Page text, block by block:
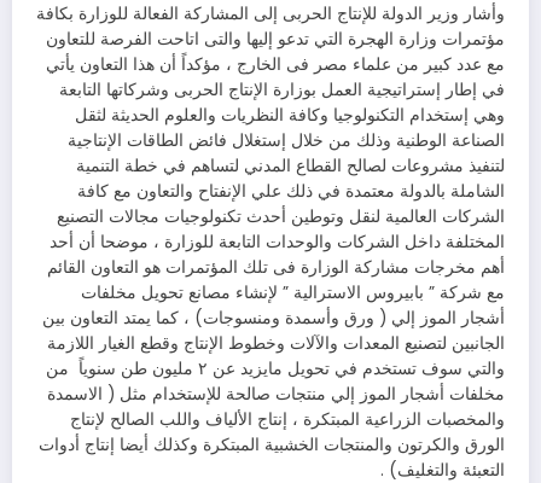
وأشار وزير الدولة للإنتاج الحربى إلى المشاركة الفعالة للوزارة بكافة
مؤتمرات وزارة الهجرة التي تدعو إليها والتى اتاحت الفرصة للتعاون
مع عدد كبير من علماء مصر فى الخارج ، مؤكداً أن هذا التعاون يأتي
في إطار إستراتيجية العمل بوزارة الإنتاج الحربى وشركاتها التابعة
وهي إستخدام التكنولوجيا وكافة النظريات والعلوم الحديثة لثقل
الصناعة الوطنية وذلك من خلال إستغلال فائض الطاقات الإنتاجية
لتنفيذ مشروعات لصالح القطاع المدني لتساهم في خطة التنمية
الشاملة بالدولة معتمدة في ذلك علي الإنفتاح والتعاون مع كافة
الشركات العالمية لنقل وتوطين أحدث تكنولوجيات مجالات التصنيع
المختلفة داخل الشركات والوحدات التابعة للوزارة ، موضحا أن أحد
أهم مخرجات مشاركة الوزارة فى تلك المؤتمرات هو التعاون القائم
مع شركة ” بابيروس الاسترالية ” لإنشاء مصانع تحويل مخلفات
أشجار الموز إلي ( ورق وأسمدة ومنسوجات) ، كما يمتد التعاون بين
الجانبين لتصنيع المعدات والآلات وخطوط الإنتاج وقطع الغيار اللازمة
والتي سوف تستخدم في تحويل مايزيد عن ٢ مليون طن سنوياً من
مخلفات أشجار الموز إلي منتجات صالحة للإستخدام مثل ( الاسمدة
والمخصبات الزراعية المبتكرة ، إنتاج الألياف واللب الصالح لإنتاج
الورق والكرتون والمنتجات الخشبية المبتكرة وكذلك أيضا إنتاج أدوات
التعبئة والتغليف) .